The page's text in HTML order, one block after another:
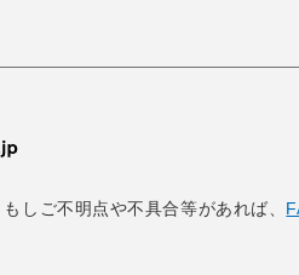
しご不明点や不具合等があれば、